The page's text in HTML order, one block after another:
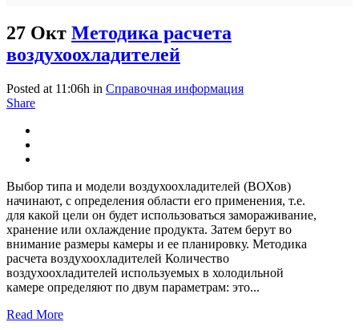
27 Окт Методика расчета
воздухоохладителей
Posted at 11:06h in Справочная информация
Share
Выбор типа и модели воздухоохладителей (ВОХов)
начинают, с определения области его применения, т.е.
для какой цели он будет использоваться замораживание,
хранение или охлаждение продукта. Затем берут во
внимание размеры камеры и ее планировку. Методика
расчета воздухоохладителей Количество
воздухоохладителей используемых в холодильной
камере определяют по двум параметрам: это...
Read More